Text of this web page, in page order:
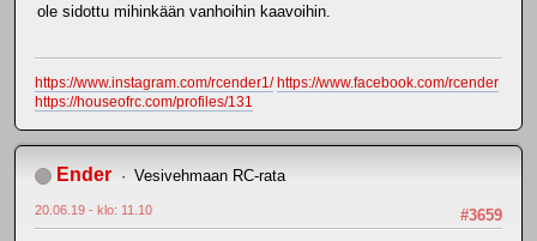
ole sidottu mihinkään vanhoihin kaavoihin.
https://www.instagram.com/rcender1/ https://www.facebook.com/rcender
https://houseofrc.com/profiles/131
Ender Vesivehmaan RC-rata
#3659
20.06.19 - klo: 11.10